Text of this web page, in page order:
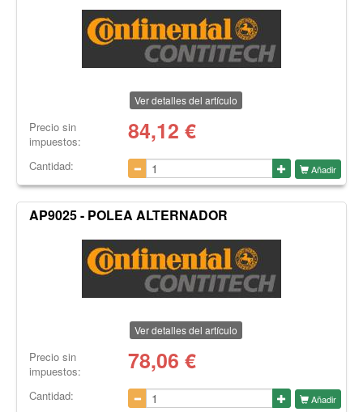
Ver detalles del artículo
Precio sin
impuestos:
84,12 €
Cantidad: Añadir
AP9025 - POLEA ALTERNADOR
Ver detalles del artículo
Precio sin
impuestos:
78,06 €
Cantidad: Añadir